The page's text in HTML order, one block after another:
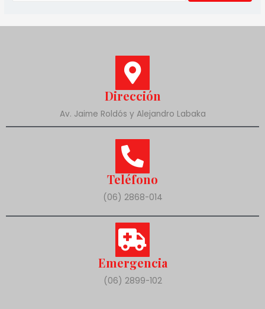
Dirección
Av. Jaime Roldós y Alejandro Labaka
Teléfono
(06) 2868-014
Emergencia
(06) 2899-102